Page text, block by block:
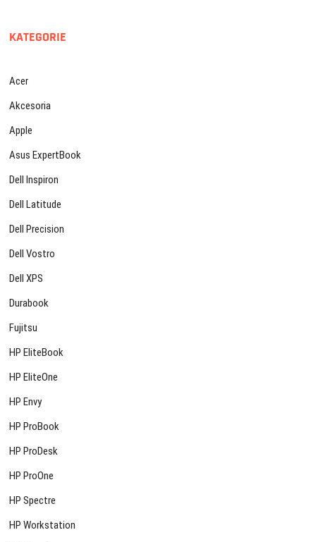
KATEGORIE
Acer
Akcesoria
Apple
Asus ExpertBook
Dell Inspiron
Dell Latitude
Dell Precision
Dell Vostro
Dell XPS
Durabook
Fujitsu
HP EliteBook
HP EliteOne
HP Envy
HP ProBook
HP ProDesk
HP ProOne
HP Spectre
HP Workstation